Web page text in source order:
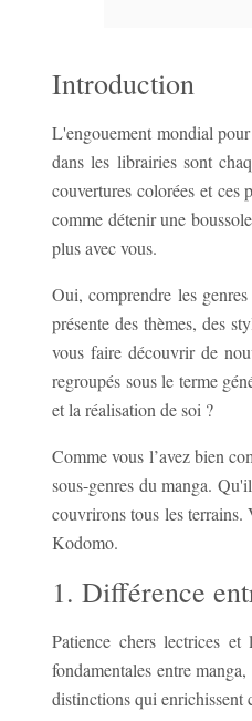
Introduction
L'engouement mondial
dans les librairies sont
couvertures colorées et ces
comme détenir une
plus avec vous.
Oui, comprendre les
présente des thèmes, des
vous faire découvrir de
regroupés sous le terme
et la réalisation de soi ?
Comme vous l’avez bien
sous-genres du manga.
couvrirons tous les terrains.
Kodomo.
1. Différence
Patience chers lectrices
fondamentales entre
distinctions qui enrichissent